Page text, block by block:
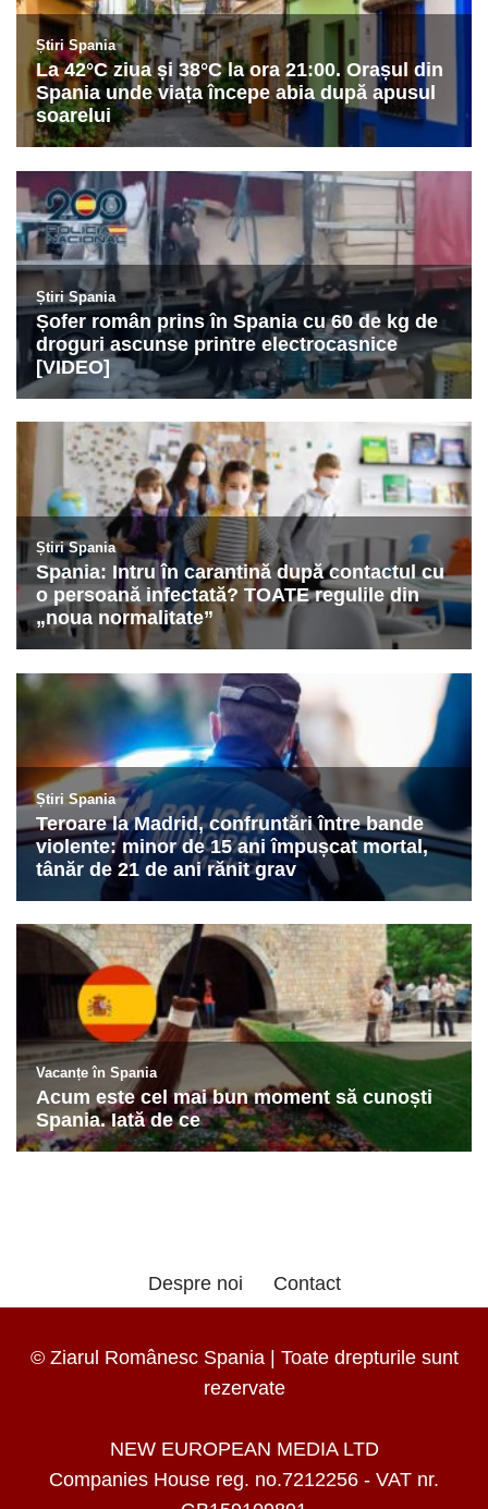
Despre noi Contact
© Ziarul Românesc Spania | Toate drepturile sunt
rezervate
NEW EUROPEAN MEDIA LTD
Companies House reg. no.7212256 - VAT nr.